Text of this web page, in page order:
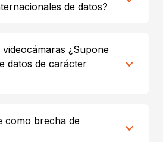
de datos?
¿Supone
datos de carácter
como brecha de